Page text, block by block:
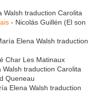
Walsh traduction Carolita
- Nicolás Guillén (El son
Elena Walsh traduction
Char Les Matinaux
traduction Carolita
Queneau
Elena Walsh traduction